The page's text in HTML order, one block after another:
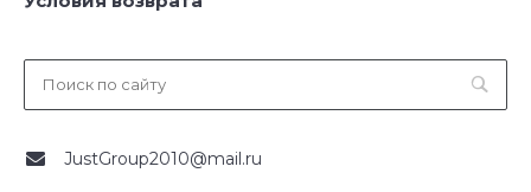
JustGroup2010@mail.ru